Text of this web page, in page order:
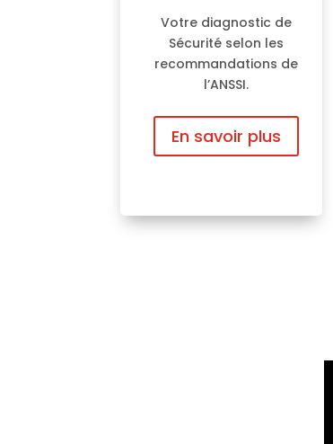
Votre diagnostic de
Sécurité selon les
recommandations de
l’ANSSI.
En savoir plus